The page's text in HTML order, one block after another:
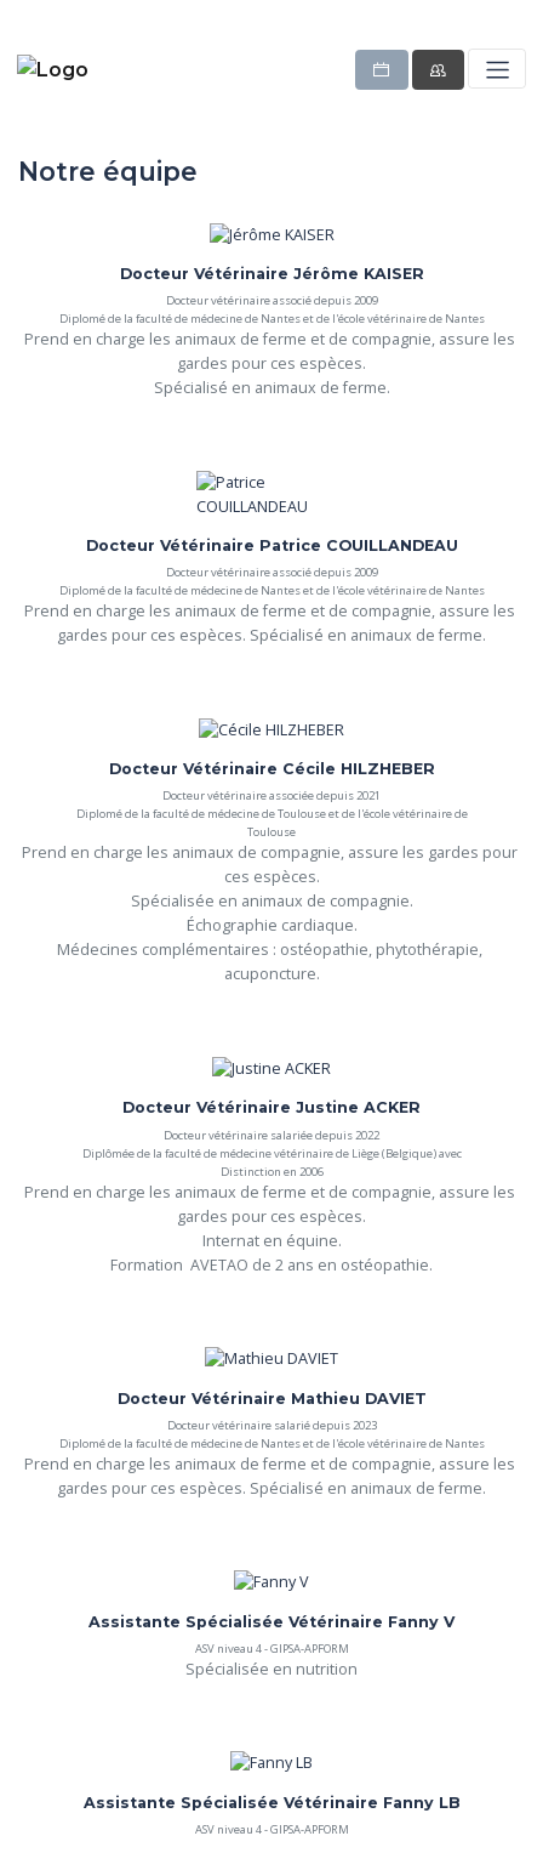
Notre équipe
Docteur Vétérinaire Jérôme KAISER
Docteur vétérinaire associé depuis 2009
Diplomé de la faculté de médecine de Nantes et de l'école vétérinaire de Nantes
Prend en charge les animaux de ferme et de compagnie, assure les
gardes pour ces espèces.
Spécialisé en animaux de ferme.
Docteur Vétérinaire Patrice COUILLANDEAU
Docteur vétérinaire associé depuis 2009
Diplomé de la faculté de médecine de Nantes et de l'école vétérinaire de Nantes
Prend en charge les animaux de ferme et de compagnie, assure les
gardes pour ces espèces. Spécialisé en animaux de ferme.
Docteur Vétérinaire Cécile HILZHEBER
Docteur vétérinaire associée depuis 2021
Diplomé de la faculté de médecine de Toulouse et de l'école vétérinaire de
Toulouse
Prend en charge les animaux de compagnie, assure les gardes pour
ces espèces.
Spécialisée en animaux de compagnie.
Échographie cardiaque.
Médecines complémentaires : ostéopathie, phytothérapie,
acuponcture.
Docteur Vétérinaire Justine ACKER
Docteur vétérinaire salariée depuis 2022
Diplômée de la faculté de médecine vétérinaire de Liège (Belgique) avec
Distinction en 2006
Prend en charge les animaux de ferme et de compagnie, assure les
gardes pour ces espèces.
Internat en équine.
Formation  AVETAO de 2 ans en ostéopathie.
Docteur Vétérinaire Mathieu DAVIET
Docteur vétérinaire salarié depuis 2023
Diplomé de la faculté de médecine de Nantes et de l'école vétérinaire de Nantes
Prend en charge les animaux de ferme et de compagnie, assure les
gardes pour ces espèces. Spécialisé en animaux de ferme.
Assistante Spécialisée Vétérinaire Fanny V
ASV niveau 4 - GIPSA-APFORM
Spécialisée en nutrition
Assistante Spécialisée Vétérinaire Fanny LB
ASV niveau 4 - GIPSA-APFORM